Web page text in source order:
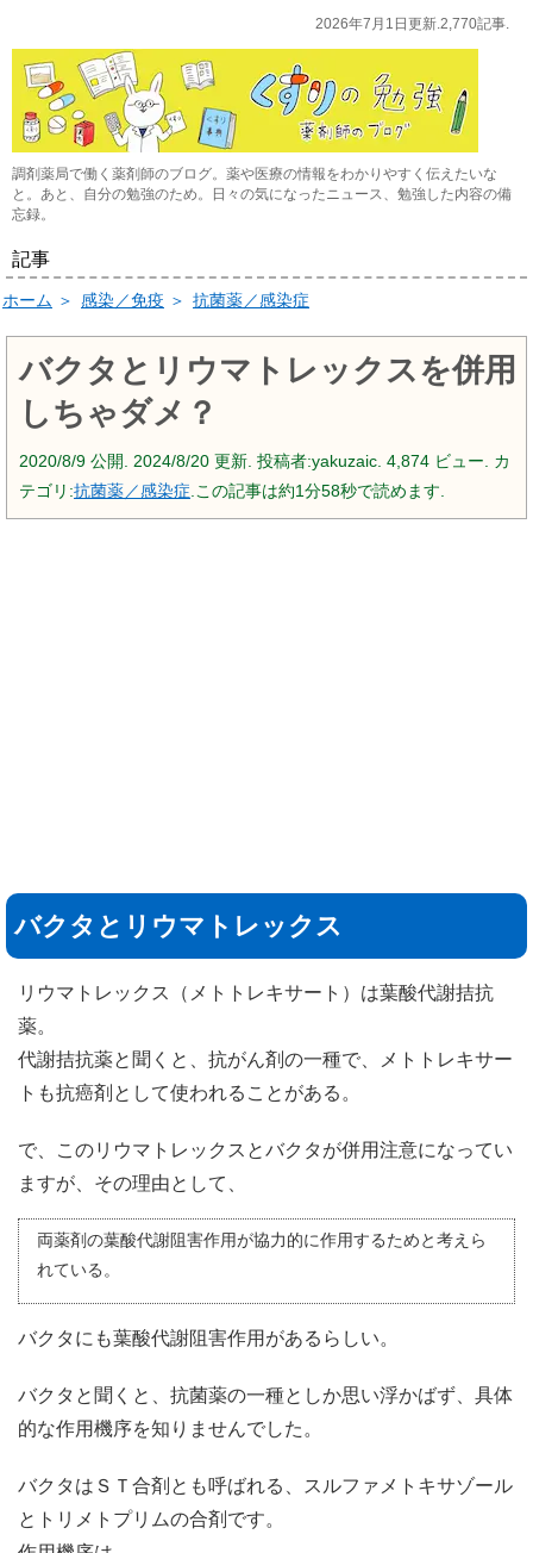
2026年7月1日更新.2,770記事.
調剤薬局で働く薬剤師のブログ。薬や医療の情報をわかりやすく伝えたいな
と。あと、自分の勉強のため。日々の気になったニュース、勉強した内容の備
忘録。
記事
ホーム ＞ 感染／免疫 ＞ 抗菌薬／感染症
バクタとリウマトレックスを併用
しちゃダメ？
2020/8/9 公開. 2024/8/20 更新. 投稿者:yakuzaic. 4,874 ビュー. カ
テゴリ:抗菌薬／感染症 .この記事は約1分58秒で読めます.
バクタとリウマトレックス
リウマトレックス（メトトレキサート）は葉酸代謝拮抗
薬。
代謝拮抗薬と聞くと、抗がん剤の一種で、メトトレキサー
トも抗癌剤として使われることがある。
で、このリウマトレックスとバクタが併用注意になってい
ますが、その理由として、
両薬剤の葉酸代謝阻害作用が協力的に作用するためと考えら
れている。
バクタにも葉酸代謝阻害作用があるらしい。
バクタと聞くと、抗菌薬の一種としか思い浮かばず、具体
的な作用機序を知りませんでした。
バクタはＳＴ合剤とも呼ばれる、スルファメトキサゾール
とトリメトプリムの合剤です。